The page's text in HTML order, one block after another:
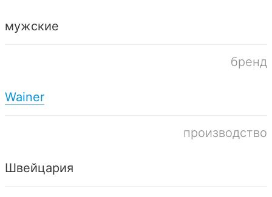
мужские
бренд
Wainer
производство
Швейцария